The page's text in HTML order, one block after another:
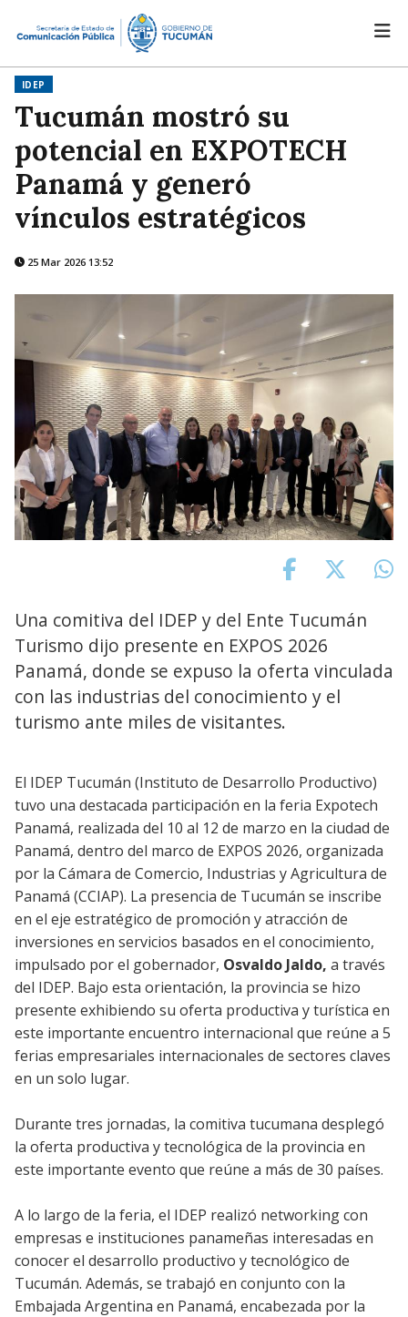
IDEP
Tucumán mostró su
potencial en EXPOTECH
Panamá y generó
vínculos estratégicos
25 Mar 2026 13:52
Una comitiva del IDEP y del Ente Tucumán
Turismo dijo presente en EXPOS 2026
Panamá, donde se expuso la oferta vinculada
con las industrias del conocimiento y el
turismo ante miles de visitantes.
El IDEP Tucumán (Instituto de Desarrollo Productivo)
tuvo una destacada participación en la feria Expotech
Panamá, realizada del 10 al 12 de marzo en la ciudad de
Panamá, dentro del marco de EXPOS 2026, organizada
por la Cámara de Comercio, Industrias y Agricultura de
Panamá (CCIAP). La presencia de Tucumán se inscribe
en el eje estratégico de promoción y atracción de
inversiones en servicios basados en el conocimiento,
impulsado por el gobernador, Osvaldo Jaldo, a través
del IDEP. Bajo esta orientación, la provincia se hizo
presente exhibiendo su oferta productiva y turística en
este importante encuentro internacional que reúne a 5
ferias empresariales internacionales de sectores claves
en un solo lugar.
Durante tres jornadas, la comitiva tucumana desplegó
la oferta productiva y tecnológica de la provincia en
este importante evento que reúne a más de 30 países.
A lo largo de la feria, el IDEP realizó networking con
empresas e instituciones panameñas interesadas en
conocer el desarrollo productivo y tecnológico de
Tucumán. Además, se trabajó en conjunto con la
Embajada Argentina en Panamá, encabezada por la